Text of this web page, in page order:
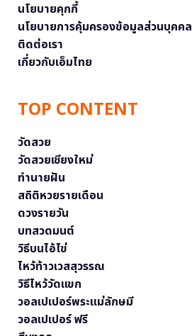
นโยบายคุกกี้
นโยบายการคุ้มครองข้อมูลส่วนบุคคล
ติดต่อเรา
เกี่ยวกับเอ็มไทย
TOP CONTENT
วัดสวย
วัดสวยเชียงใหม่
ทำนายฝัน
สถิติหวยรายเดือน
ดวงรายวัน
บทสวดมนต์
วิธีบนไอ้ไข่
ไหว้ท้าวเวสสุวรรณ
วิธีไหว้วัดแขก
วอลเปเปอร์พระแม่ลักษมี
วอลเปเปอร์ ฟรี